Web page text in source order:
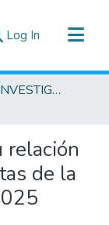
Log In (current)
TRABAJOS DE INVESTIGACIÓN
relación
de la